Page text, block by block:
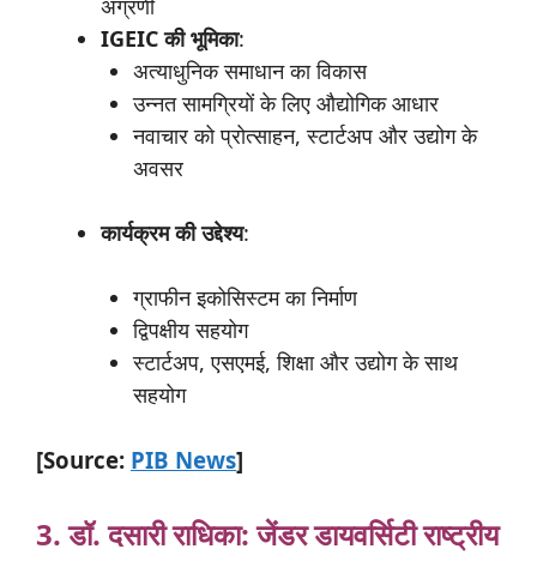
अग्रणी
IGEIC कीभूमिका:
अत्याधुनिक समाधान का विकास
उन्नत सामग्रियों के लिए औद्योगिक आधार
नवाचार को प्रोत्साहन, स्टार्टअप और उद्योग के
अवसर
कार्यक्रमकीउद्देश्य:
ग्राफीन इकोसिस्टम का निर्माण
द्विपक्षीय सहयोग
स्टार्टअप, एसएमई, शिक्षा और उद्योग के साथ
सहयोग
[Source: PIB News]
3. डॉ.दसारीराधिका:जेंडरडायवर्सिटीराष्ट्रीय